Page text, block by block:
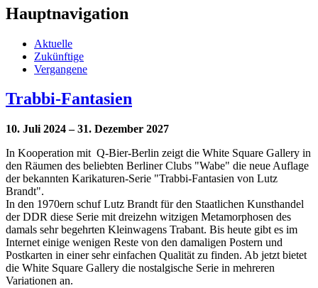
Hauptnavigation
Aktuelle
Zukünftige
Vergangene
Trabbi-Fantasien
10. Juli 2024 – 31. Dezember 2027
In Kooperation mit Q-Bier-Berlin zeigt die White Square Gallery in
den Räumen des beliebten Berliner Clubs "Wabe" die neue Auflage
der bekannten Karikaturen-Serie "Trabbi-Fantasien von Lutz
Brandt".
In den 1970ern schuf Lutz Brandt für den Staatlichen Kunsthandel
der DDR diese Serie mit dreizehn witzigen Metamorphosen des
damals sehr begehrten Kleinwagens Trabant. Bis heute gibt es im
Internet einige wenigen Reste von den damaligen Postern und
Postkarten in einer sehr einfachen Qualität zu finden. Ab jetzt bietet
die White Square Gallery die nostalgische Serie in mehreren
Variationen an.